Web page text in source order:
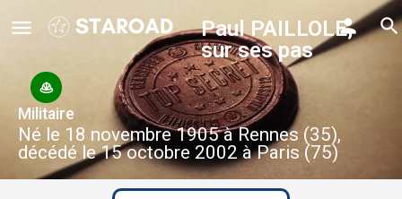
Paul PAILLOLE,
sur ses pas
Militaire
Né le 18 novembre 1905 à Rennes (35),
décédé le 15 octobre 2002 à Paris (75)